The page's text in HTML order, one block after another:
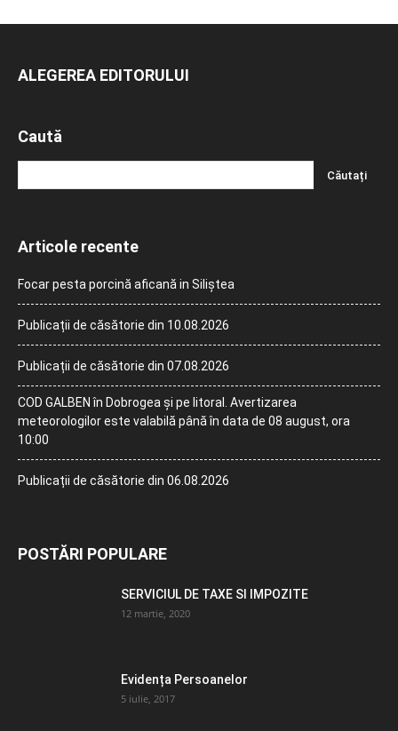
ALEGEREA EDITORULUI
Caută
Articole recente
Focar pesta porcină aficană in Siliștea
Publicații de căsătorie din 10.08.2026
Publicații de căsătorie din 07.08.2026
COD GALBEN în Dobrogea și pe litoral. Avertizarea
meteorologilor este valabilă până în data de 08 august, ora
10:00
Publicații de căsătorie din 06.08.2026
POSTĂRI POPULARE
SERVICIUL DE TAXE SI IMPOZITE
12 martie, 2020
Evidența Persoanelor
5 iulie, 2017